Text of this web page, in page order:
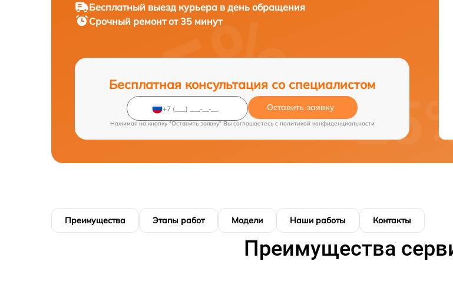
Бесплатный выезд курьера в день обращения
Срочный ремонтот 35 минут
Бесплатная консультация со специалистом
Оставить заявку
Нажимая на кнопку "Оставить заявку" Вы соглашаетесь c политикой конфиденциальности
Преимущества Этапы работ Модели Наши работы Контакты
Преимущества